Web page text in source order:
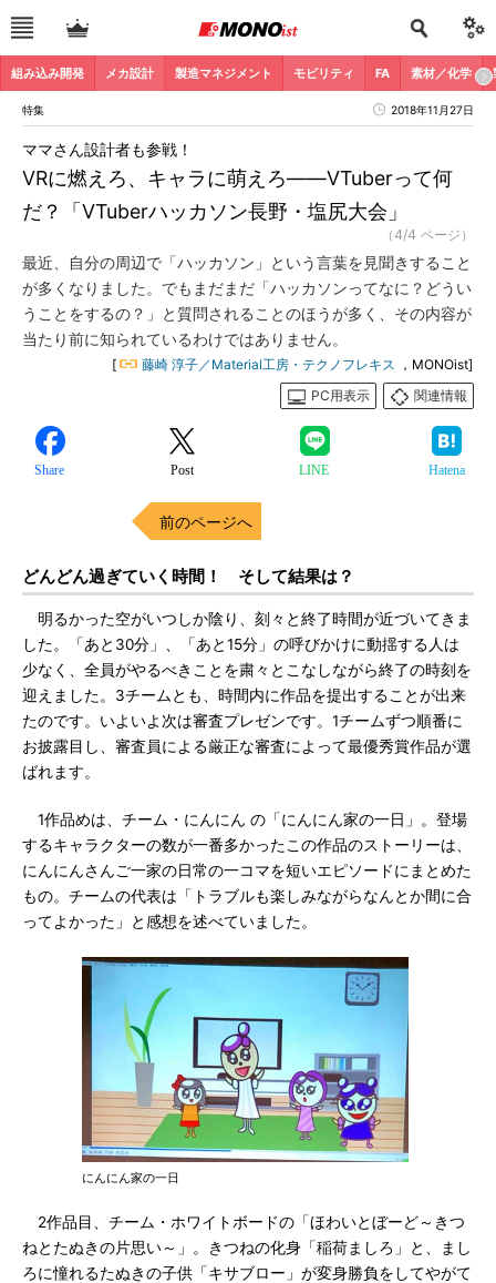
組み込み開発 メカ設計 製造マネジメント モビリティ FA 素材／化学
特集 2018年11月27日
VRに燃えろ、キャラに萌えろ――VTuberって何
だ？「VTuberハッカソン長野・塩尻大会」
ママさん設計者も参戦！
（4/4 ページ）
最近、自分の周辺で「ハッカソン」という言葉を見聞きすること
が多くなりました。でもまだまだ「ハッカソンってなに？どうい
うことをするの？」と質問されることのほうが多く、その内容が
当たり前に知られているわけではありません。
[ 藤崎 淳子／Material工房・テクノフレキス ，MONOist]
PC用表示
関連情報
Share Post LINE Hatena
前のページへ
どんどん過ぎていく時間！ そして結果は？
明るかった空がいつしか陰り、刻々と終了時間が近づいてきま
した。「あと30分」、「あと15分」の呼びかけに動揺する人は
少なく、全員がやるべきことを粛々とこなしながら終了の時刻を
迎えました。3チームとも、時間内に作品を提出することが出来
たのです。いよいよ次は審査プレゼンです。1チームずつ順番に
お披露目し、審査員による厳正な審査によって最優秀賞作品が選
ばれます。
1作品めは、チーム・にんにん の「にんにん家の一日」。登場
するキャラクターの数が一番多かったこの作品のストーリーは、
にんにんさんご一家の日常の一コマを短いエピソードにまとめた
もの。チームの代表は「トラブルも楽しみながらなんとか間に合
ってよかった」と感想を述べていました。
にんにん家の一日
2作品目、チーム・ホワイトボードの「ほわいとぼーど～きつ
ねとたぬきの片思い～」。きつねの化身「稲荷ましろ」と、まし
ろに憧れるたぬきの子供「キサブロー」が変身勝負をしてやがて